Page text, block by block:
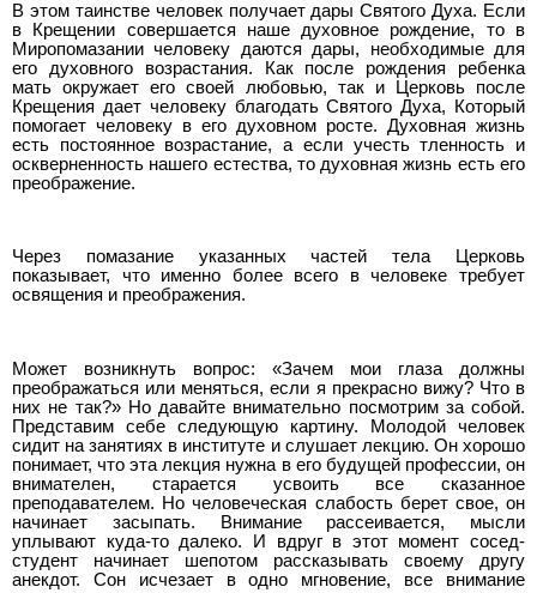
В этом таинстве человек получает дары Святого Духа. Если
в Крещении совершается наше духовное рождение, то в
Миропомазании человеку даются дары, необходимые для
его духовного возрастания. Как после рождения ребенка
мать окружает его своей любовью, так и Церковь после
Крещения дает человеку благодать Святого Духа, Который
помогает человеку в его духовном росте. Духовная жизнь
есть постоянное возрастание, а если учесть тленность и
оскверненность нашего естества, то духовная жизнь есть его
преображение.
Через помазание указанных частей тела Церковь
показывает, что именно более всего в человеке требует
освящения и преображения.
Может возникнуть вопрос: «Зачем мои глаза должны
преображаться или меняться, если я прекрасно вижу? Что в
них не так?» Но давайте внимательно посмотрим за собой.
Представим себе следующую картину. Молодой человек
сидит на занятиях в институте и слушает лекцию. Он хорошо
понимает, что эта лекция нужна в его будущей профессии, он
внимателен, старается усвоить все сказанное
преподавателем. Но человеческая слабость берет свое, он
начинает засыпать. Внимание рассеивается, мысли
уплывают куда-то далеко. И вдруг в этот момент сосед-
студент начинает шепотом рассказывать своему другу
анекдот. Сон исчезает в одно мгновение, все внимание